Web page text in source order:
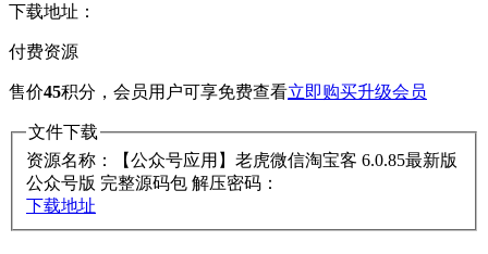
下载地址：
付费资源
售价45积分 ，会员用户可享免费查看立即购买升级会员
文件下载
资源名称：【公众号应用】老虎微信淘宝客 6.0.85最新版
公众号版 完整源码包 解压密码：
下载地址